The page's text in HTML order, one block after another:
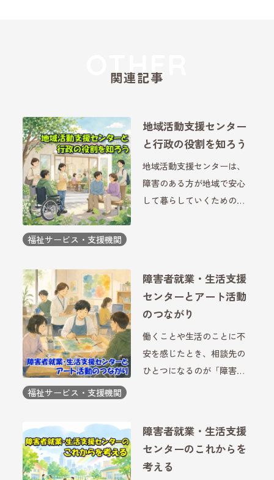
関連記事
福祉サービス・支援機関
地域活動支援センター
と行政の役割を知ろう
地域活動支援センターは、
障害のある方が地域で安心
して暮らしていくための身
っています。利用を考える
際には、どのような法律に
基づ […]
福祉サービス・支援機関
障害者就業・生活支援
センターとアート活動
のつながり
働くことや生活のことに不
安を感じたとき、相談先の
ひとつになるのが「障害者
関わりについても相談でき
る場所として利用されてい
ます。近年は、仕事の訓練
障害者就業・生活支援
センターのこれからを
考える